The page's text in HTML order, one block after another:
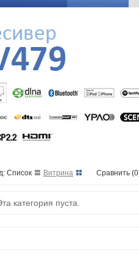
Список Витрина Сравнить
категория пуста.